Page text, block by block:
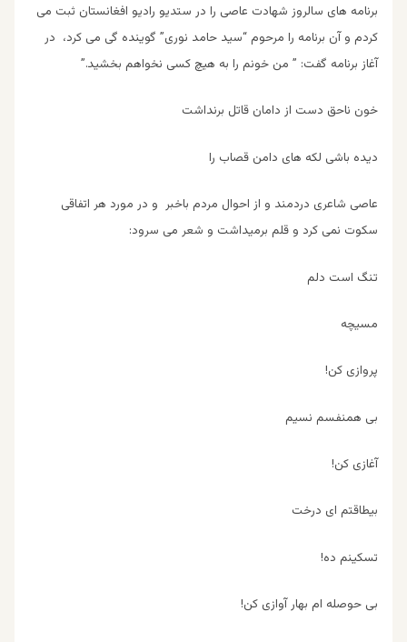
برنامه های سالروز شهادت عاصی را در ستدیو رادیو افغانستان ثبت می
کردم و آن برنامه را مرحوم “سید حامد نوری” گوینده گی می کرد، در
آغاز برنامه گفت: ” من خونم را به هیچ کسی نخواهم بخشید.”
خون ناحق دست از دامان قاتل برنداشت
دیده باشی لكه های دامن قصاب را
عاصی شاعری دردمند و از احوال مردم باخبر و در مورد هر اتفاقی
سکوت نمی کرد و قلم برمیداشت و شعر می سرود:
تنگ است دلم
مسيچه
پروازى كن!
بى همنفسم نسيم
آغازى كن!
بيطاقتم اى درخت
تسكينم ده!
بى حوصله ام بهار آوازى كن!